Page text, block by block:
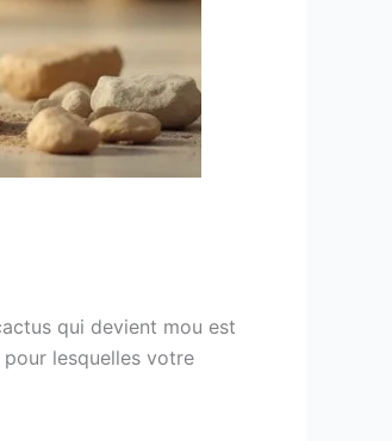
qui devient mou est
lesquelles votre